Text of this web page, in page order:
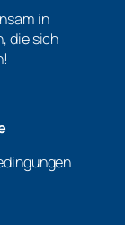
in
die sich